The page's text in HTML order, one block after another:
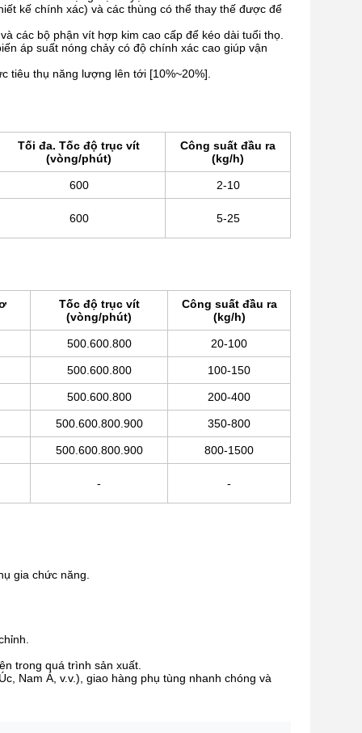
kế chính xác) và các thùng có thể thay thế được để
các bộ phận vít hợp kim cao cấp để kéo dài tuổi thọ.
áp suất nóng chảy có độ chính xác cao giúp vận
tiêu thụ năng lượng lên tới [10%~20%].
Tối đa. Tốc độ trục vít
(vòng/phút)
Công suất đầu ra
(kg/h)
600 2-10
600 5-25
Tốc độ trục vít
(vòng/phút)
Công suất đầu ra
(kg/h)
500.600.800 20-100
500.600.800 100-150
500.600.800 200-400
500.600.800.900 350-800
500.600.800.900 800-1500
- -
gia chức năng.
trong quá trình sản xuất.
Nam Á, v.v.), giao hàng phụ tùng nhanh chóng và